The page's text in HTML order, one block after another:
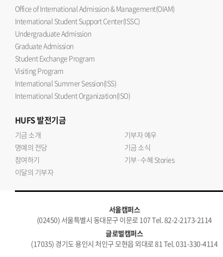
Office of International Admission & Management(OIAM)
International Student Support Center(ISSC)
Undergraduate Admission
Graduate Admission
Student Exchange Program
Visiting Program
International Summer Session(ISS)
International Student Organization(ISO)
HUFS발전기금
기금 소개
기부자 예우
명예의 전당
기금 소식
참여하기
기부·수혜 Stories
이달의 기부자
서울캠퍼스
(02450) 서울특별시 동대문구 이문로 107 Tel. 82-2-2173-2114
글로벌캠퍼스
(17035) 경기도 용인시 처인구 모현읍 외대로 81 Tel. 031-330-4114